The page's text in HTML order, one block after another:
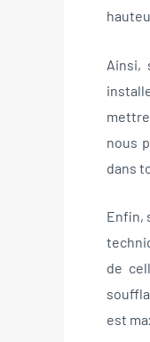
Ainsi,
nous
dans
Enfin,
de
est